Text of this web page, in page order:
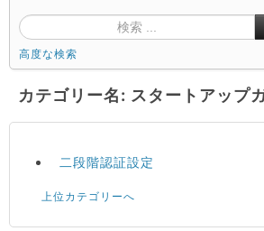
高度な検索
カテゴリー名: スタートアップ
二段階認証設定
上位カテゴリーへ